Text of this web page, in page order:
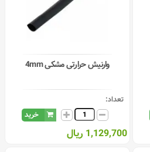
وارنیش حرارتی مشکی 4mm
تعداد:
خرید
1,129,700 ریال